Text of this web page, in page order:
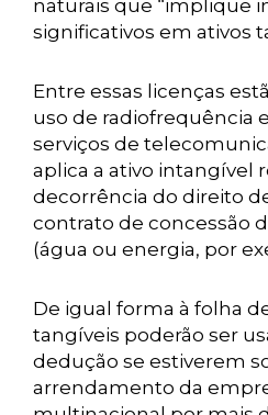
naturais que “implique
significativos em ativos
Entre essas licenças
uso de radiofrequência
serviços de
aplica a ativo intangível
decorrência do direito
contrato de concessão
(água ou energia, por
De igual forma à folha
tangíveis poderão ser
dedução se estiverem
arrendamento da